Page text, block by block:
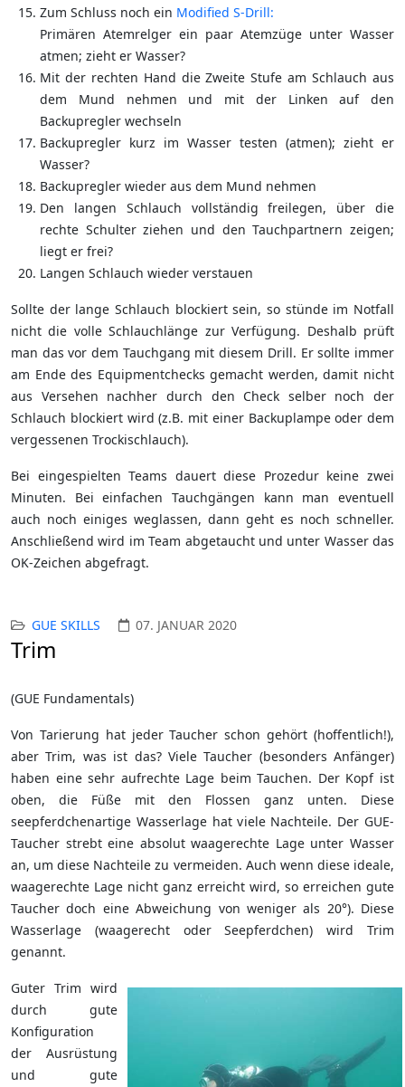
Zum Schluss noch ein Modified S-Drill:
Primären Atemrelger ein paar Atemzüge unter Wasser
atmen; zieht er Wasser?
Mit der rechten Hand die Zweite Stufe am Schlauch aus
dem Mund nehmen und mit der Linken auf den
Backupregler wechseln
Backupregler kurz im Wasser testen (atmen); zieht er
Wasser?
Backupregler wieder aus dem Mund nehmen
Den langen Schlauch vollständig freilegen, über die
rechte Schulter ziehen und den Tauchpartnern zeigen;
liegt er frei?
Langen Schlauch wieder verstauen
Sollte der lange Schlauch blockiert sein, so stünde im Notfall
nicht die volle Schlauchlänge zur Verfügung. Deshalb prüft
man das vor dem Tauchgang mit diesem Drill. Er sollte immer
am Ende des Equipmentchecks gemacht werden, damit nicht
aus Versehen nachher durch den Check selber noch der
Schlauch blockiert wird (z.B. mit einer Backuplampe oder dem
vergessenen Trockischlauch).
Bei eingespielten Teams dauert diese Prozedur keine zwei
Minuten. Bei einfachen Tauchgängen kann man eventuell
auch noch einiges weglassen, dann geht es noch schneller.
Anschließend wird im Team abgetaucht und unter Wasser das
OK-Zeichen abgefragt.
GUE SKILLS 07. JANUAR 2020
Trim
(GUE Fundamentals)
Von Tarierung hat jeder Taucher schon gehört (hoffentlich!),
aber Trim, was ist das? Viele Taucher (besonders Anfänger)
haben eine sehr aufrechte Lage beim Tauchen. Der Kopf ist
oben, die Füße mit den Flossen ganz unten. Diese
seepferdchenartige Wasserlage hat viele Nachteile. Der GUE-
Taucher strebt eine absolut waagerechte Lage unter Wasser
an, um diese Nachteile zu vermeiden. Auch wenn diese ideale,
waagerechte Lage nicht ganz erreicht wird, so erreichen gute
Taucher doch eine Abweichung von weniger als 20°). Diese
Wasserlage (waagerecht oder Seepferdchen) wird Trim
genannt.
Guter Trim wird
durch gute
Konfiguration
der Ausrüstung
und gute